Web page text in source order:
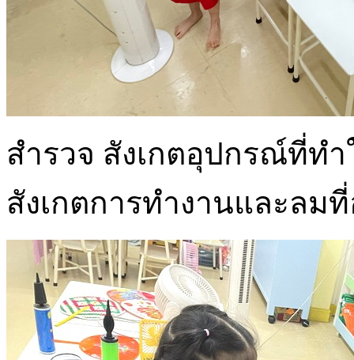
สำรวจ สังเกตอุปกรณ์ที่ท
สังเกตการทำงานและลม